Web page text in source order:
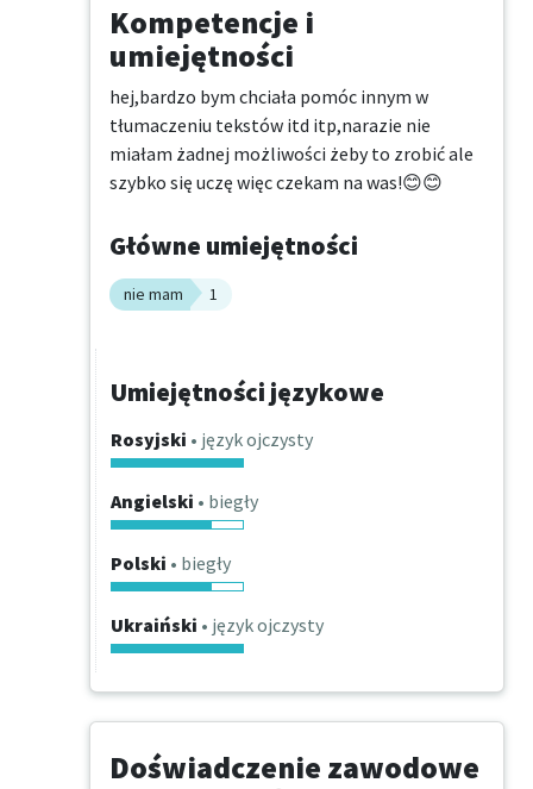
Kompetencje i
umiejętności
hej,bardzo bym chciała pomóc innym w
tłumaczeniu tekstów itd itp,narazie nie
miałam żadnej możliwości żeby to zrobić ale
szybko się uczę więc czekam na was!😊😊
Główne umiejętności
nie mam 1
Umiejętności językowe
Rosyjski • język ojczysty
Angielski • biegły
Polski • biegły
Ukraiński • język ojczysty
Doświadczenie zawodowe